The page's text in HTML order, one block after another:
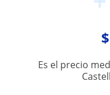
Es el precio